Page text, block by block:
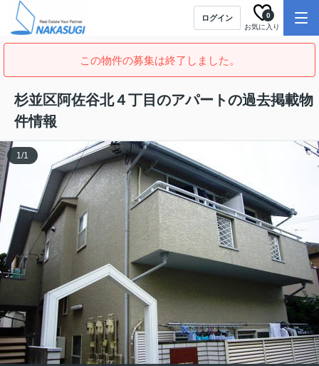
ログイン
お気に入り
0
この物件の募集は終了しました。
杉並区阿佐谷北４丁目のアパートの過去掲載物
件情報
1/1